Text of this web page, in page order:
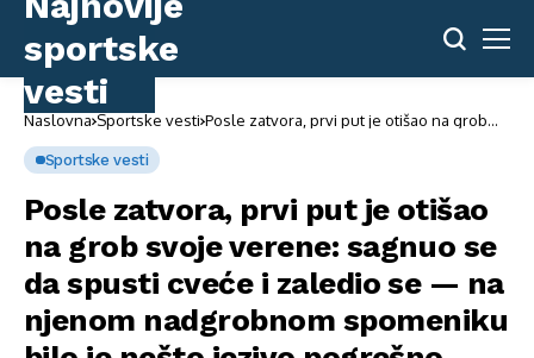
Naslovna Sportske vesti Posle zatvora, prvi put je otišao na grob
Sportske vesti
Posle zatvora, prvi put je otišao
na grob svoje verene: sagnuo se
da spusti cveće i zaledio se — na
njenom nadgrobnom spomeniku